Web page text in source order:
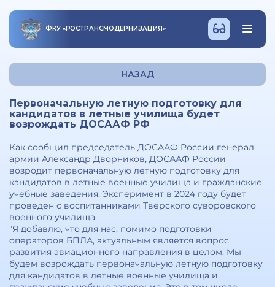
ФКУ «РОСТРАНСМОДЕРНИЗАЦИЯ»
НАЗАД
Первоначальную летную подготовку для
кандидатов в летные училища будет
возрождать ДОСААФ РФ
Как сообщил председатель ДОСААФ России генерал
армии Александр Дворников, ДОСААФ России
возродит первоначальную летную подготовку для
кандидатов в летные военные училища и гражданские
учебные заведения. Эксперимент в 2024 году будет
проведен с воспитанниками Тверского суворовского
военного училища.
"Я добавлю, что для нас, помимо подготовки
операторов БПЛА, актуальным является вопрос
развития авиационного направления в целом. Мы
будем возрождать первоначальную летную подготовку
для кандидатов в летные военные училища и